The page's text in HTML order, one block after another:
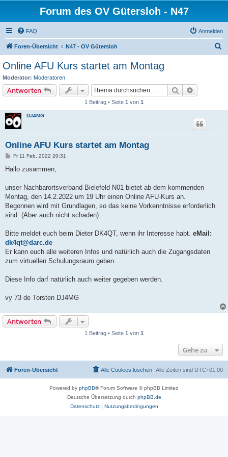
Forum des OV Gütersloh - N47
FAQ Anmelden
Foren-Übersicht N47 - OV Gütersloh
Online AFU Kurs startet am Montag
Moderator: Moderatoren
Antworten Suche
1 Beitrag • Seite 1 von 1
DJ4MG
Online AFU Kurs startet am Montag
B
i
a
Fr 11 Feb, 2022 20:31
Hallo zusammen,
unser Nachbarortsverband Bielefeld N01 bietet ab dem kommenden
Montag, den 14.2.2022 um 19 Uhr einen Online AFU-Kurs an.
Begonnen wird mit Grundlagen, so das keine Vorkenntnisse erforderlich
sind. (Aber auch nicht schaden)
Bitte meldet euch beim Dieter DK4QT, wenn ihr Interesse habt. eMail:
dk4qt@darc.de
Er kann euch alle weiteren Infos und natürlich auch die Zugangsdaten
zum virtuellen Schulungsraum geben.
Diese Info darf natürlich auch weiter gegeben werden.
vy 73 de Torsten DJ4MG
Antworten
1 Beitrag • Seite 1 von 1
Gehe zu
Foren-Übersicht Alle Zeiten sind UTC+01:00
Alle Cookies löschen
Powered by phpBB® Forum Software © phpBB Limited
Deutsche Übersetzung durch phpBB.de
Datenschutz| Nutzungsbedingungen